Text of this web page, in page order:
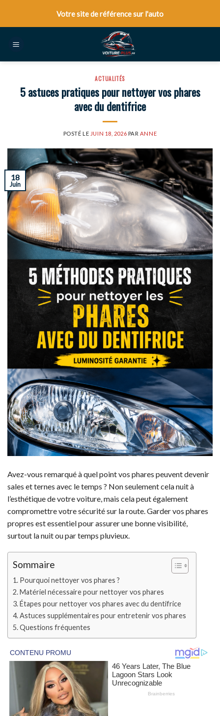
content
Votre site de référence sur l'auto
ACTUALITÉS
5 astuces pratiques pour nettoyer vos phares
avec du dentifrice
POSTÉ LE JUIN 18, 2026 PAR ANNE
18
Juin
Avez-vous remarqué à quel point vos phares peuvent devenir
sales et ternes avec le temps ? Non seulement cela nuit à
l’esthétique de votre voiture, mais cela peut également
compromettre votre sécurité sur la route. Garder vos phares
propres est essentiel pour assurer une bonne visibilité,
surtout la nuit ou par temps pluvieux.
Sommaire
Pourquoi nettoyer vos phares ?
Matériel nécessaire pour nettoyer vos phares
Étapes pour nettoyer vos phares avec du dentifrice
Astuces supplémentaires pour entretenir vos phares
Questions fréquentes